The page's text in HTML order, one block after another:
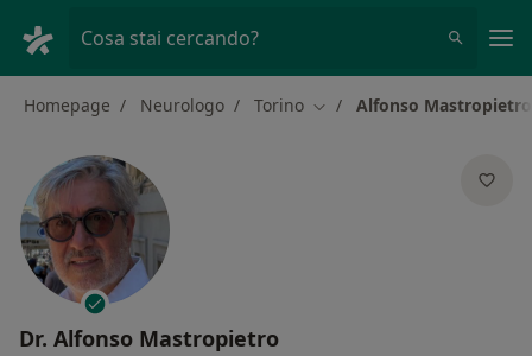
Cosa stai cercando?
Homepage Neurologo Torino Cambia città
Alfonso Mastropietro
Dr. Alfonso Mastropietro